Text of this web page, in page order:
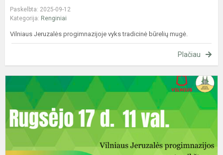
Paskelbta: 2025-09-12
Kategorija: Renginiai
Vilniaus Jeruzalės progimnazijoje vyks tradicinė būrelių mugė.
Plačiau